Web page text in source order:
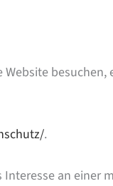
.
an einer